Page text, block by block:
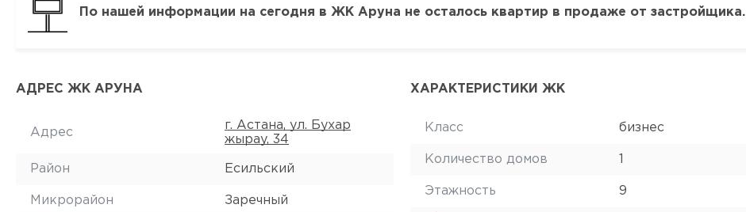
По нашей информации на сегодня в ЖК Аруна не осталось квартир в продаже от застройщика.
АДРЕС ЖК АРУНА
Адрес
г. Астана, ул. Бухар
жырау, 34
Район Есильский
Микрорайон Заречный
ХАРАКТЕРИСТИКИ ЖК
Класс бизнес
Количество домов
Этажность 9